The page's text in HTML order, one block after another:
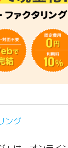
ング